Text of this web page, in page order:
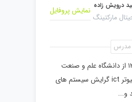
درویش زاده
مارکتینگ
نمایش پروفایل
مدرس
مهندس درویش زاده سال ۱۳۹۱ از دانشگاه علم و صنعت
خراسان در رشته مهندس کامپیوتر ict گرایش سیستم های
و...